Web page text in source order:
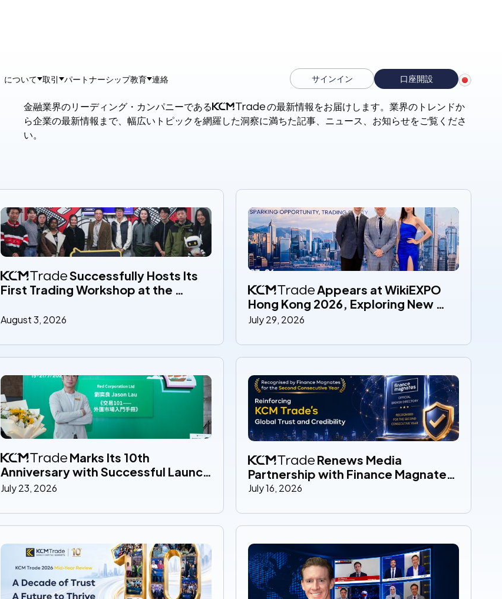
について 取引 パートナーシップ教育 連絡 サインイン 口座開設
金融業界のリーディング・カンパニーである
の最新情報をお届けします。業界のトレンドか
ら企業の最新情報まで、幅広いトピックを網羅した洞察に満ちた記事、ニュース、お知らせをご覧くださ
い。
Successfully Hosts Its
First Trading Workshop at the
Its Commitment to Financial
August 3, 2026
Appears at WikiEXPO
Hong Kong 2026, Exploring New
Trends in Industry Transparency
July 29, 2026
Marks Its 10th
Anniversary with Successful Launch
of Jason Lau's New Book at the
July 23, 2026
Renews Media
Partnership with Finance Magnates
for a Second Year, Strengthening
July 16, 2026